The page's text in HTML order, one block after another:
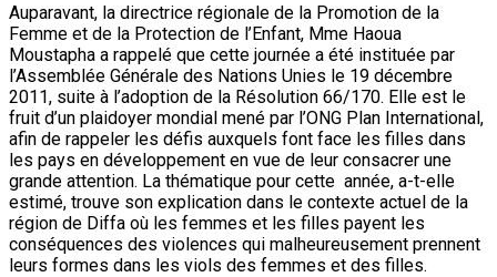
Auparavant, la directrice régionale de la Promotion de la
Femme et de la Protection de l’Enfant, Mme Haoua
Moustapha a rappelé que cette journée a été instituée par
l’Assemblée Générale des Nations Unies le 19 décembre
2011, suite à l’adoption de la Résolution 66/170. Elle est le
fruit d’un plaidoyer mondial mené par l’ONG Plan International,
afin de rappeler les défis auxquels font face les filles dans
les pays en développement en vue de leur consacrer une
grande attention. La thématique pour cette année, a-t-elle
estimé, trouve son explication dans le contexte actuel de la
région de Diffa où les femmes et les filles payent les
conséquences des violences qui malheureusement prennent
leurs formes dans les viols des femmes et des filles.